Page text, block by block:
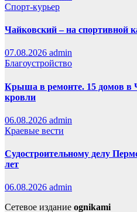
Спорт-курьер
Чайковский – на спортивной
07.08.2026 admin
Благоустройство
Крыша в ремонте. 15 домов в
кровли
06.08.2026 admin
Краевые вести
Судостроительному делу
лет
06.08.2026 admin
Сетевое издание ognikami